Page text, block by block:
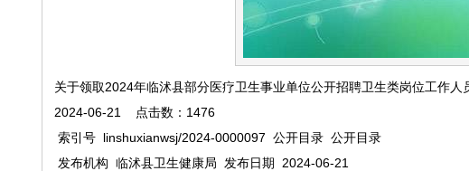
关于领取2024年临沭县部分医疗卫生事业单位公开招聘卫生类岗位工作人
2024-06-21 点击数：1476
索引号 linshuxianwsj/2024-0000097 公开目录 公开目录
发布机构 临沭县卫生健康局 发布日期
2024-06-21